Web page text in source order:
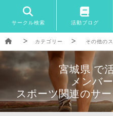
サークル検索 活動ブログ
カテゴリー その他の
宮城県 で
メンバ
スポーツ関連のサ